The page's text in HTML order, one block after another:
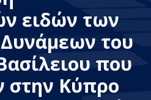
ειδών των
του
που
στην Κύπρο